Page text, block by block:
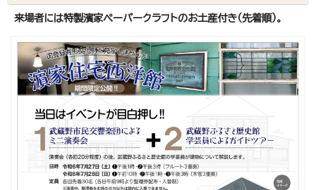
来場者には特製濱家ペーパークラフトのお土産付き（先着順）。